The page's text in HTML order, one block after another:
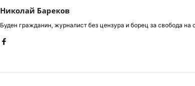
Николай Бареков
Буден гражданин, журналист без цензура и борец за свобода на